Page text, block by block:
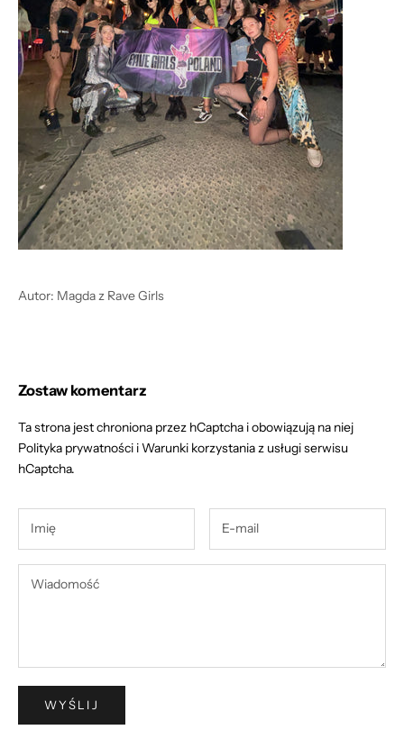
Autor: Magda z Rave Girls
Zostaw komentarz
Ta strona jest chroniona przez hCaptcha i obowiązują na niej
Polityka prywatności iWarunki korzystania z usługiserwisu
hCaptcha.
WYŚLIJ